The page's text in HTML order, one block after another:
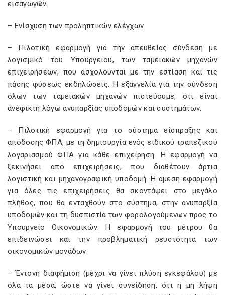
εισαγωγών.
– Ενίσχυση των προληπτικών ελέγχων.
– Πιλοτική εφαρμογή για την απευθείας σύνδεση με
λογισμικό του Υπουργείου, των ταμειακών μηχανών
επιχειρήσεων, που ασχολούνται με την εστίαση και τις
πάσης φύσεως εκδηλώσεις. Η εξαγγελία για την σύνδεση
όλων των ταμειακών μηχανών πιστεύουμε, ότι είναι
ανέφικτη λόγω ανυπαρξίας υποδομών και συστημάτων.
– Πιλοτική εφαρμογή για το σύστημα είσπραξης και
απόδοσης ΦΠΑ, με τη δημιουργία ενός ειδικού τραπεζικού
λογαριασμού ΦΠΑ για κάθε επιχείρηση. Η εφαρμογή να
ξεκινήσει από επιχειρήσεις, που διαθέτουν άρτια
λογιστική και μηχανογραφική υποδομή. Η άμεση εφαρμογή
για όλες τις επιχειρήσεις θα σκοντάψει στο μεγάλο
πλήθος, που θα ενταχθούν στο σύστημα, στην ανυπαρξία
υποδομών και τη δυσπιστία των φορολογούμενων προς το
Υπουργείο Οικονομικών. Η εφαρμογή του μέτρου θα
επιδεινώσει και την προβληματική ρευστότητα των
οικονομικών μονάδων.
– Έντονη διαφήμιση (μέχρι να γίνει πλύση εγκεφάλου) με
όλα τα μέσα, ώστε να γίνει συνείδηση, ότι η μη λήψη